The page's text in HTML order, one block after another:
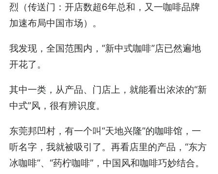
烈（传送门：开店数超6年总和，又一咖啡品牌
加速布局中国市场）。
我发现，全国范围内，“新中式咖啡”店已然遍地
开花了。
其中一类，从产品、门店上，就能看出浓浓的“新
中式”风，很有辨识度。
东莞邦凹村，有一个叫“天地兴隆”的咖啡馆，一
听名字，我就被吸引了。再看店里的产品，“东方
冰咖啡”、“药柠咖啡”，中国风和咖啡巧妙结合。